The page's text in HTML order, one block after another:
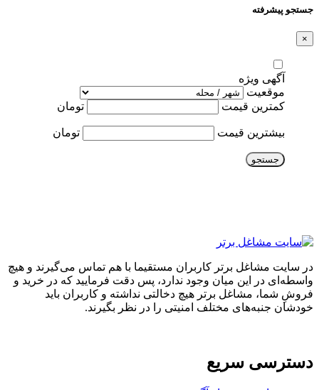
جستجو پیشرفته
×
آگهی ویژه
موقعیت
کمترین قیمت
تومان
بیشترین قیمت تومان
جستجو
در سایت مشاغل برتر کاربران مستقیما با هم تماس می‌گیرند و هیچ
واسطه‌ای در این میان وجود ندارد، پس دقت فرمایید که در خرید و
فروشِ شما، مشاغل برتر هیچ دخالتی نداشته و کاربران باید
خودشان جنبه‌های مختلف امنیتی را در نظر بگیرند.
دسترسی سریع